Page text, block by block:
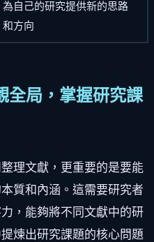
為自己的研究提供新的思路
和方向
全局，掌握研究課
理文獻，更重要的是要能
質和內涵。這需要研究者
，能夠將不同文獻中的研
煉出研究課題的核心問題